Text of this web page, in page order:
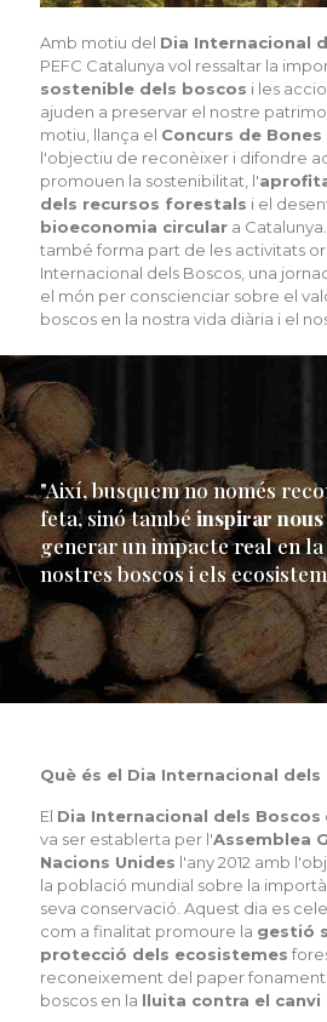
Amb motiu del Dia Internacional
PEFC Catalunya vol ressaltar la
sostenible dels boscos i les
ajuden a preservar el nostre
motiu, llança el Concurs de
l'objectiu de reconèixer i difondre
promouen la sostenibilitat, l'
dels recursos forestals i el
bioeconomia circular a
també forma part de les activitats
Internacional dels Boscos, una
el món per conscienciar sobre el
boscos en la nostra vida diària i el
"Així, busquem no només
feta, sinó tambéinspirar
generar un impacte real en
nostres boscos i els
Què és el Dia Internacional dels
El Dia Internacional dels Boscos
va ser establerta per l'Assemblea
Nacions Unides l'any 2012 amb
la població mundial sobre la
seva conservació. Aquest dia es
com a finalitat promoure la gestió
protecció dels ecosistemes
reconeixement del paper
boscos en la lluita contra el canvi